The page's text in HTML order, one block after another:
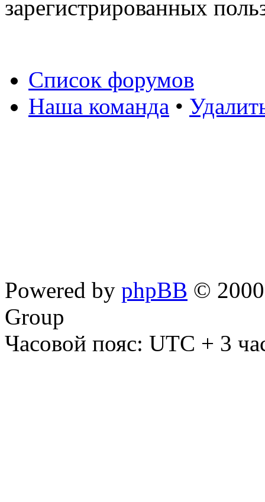
зарегистрированных
Список форумов
Наша команда •
Powered by phpBB ©
Group
Часовой пояс: UTC + 3